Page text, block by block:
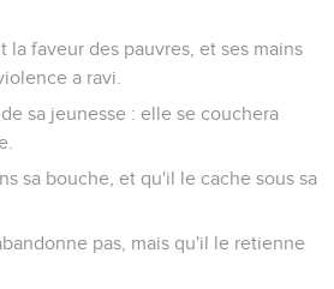
la faveur des pauvres, et ses mains
a ravi.
sa jeunesse : elle se couchera
sa bouche, et qu'il le cache sous sa
pas, mais qu'il le retienne